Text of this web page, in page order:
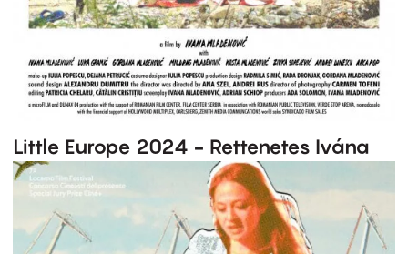
Little Europe 2024 - Rettenetes Ivána